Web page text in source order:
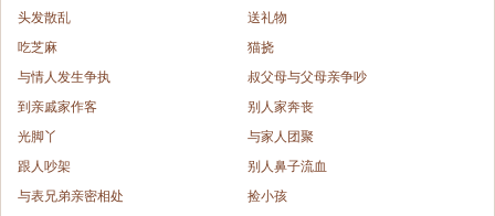
头发散乱
送礼物
吃芝麻
猫挠
与情人发生争执
叔父母与父母亲争吵
到亲戚家作客
别人家奔丧
光脚丫
与家人团聚
跟人吵架
别人鼻子流血
与表兄弟亲密相处
捡小孩